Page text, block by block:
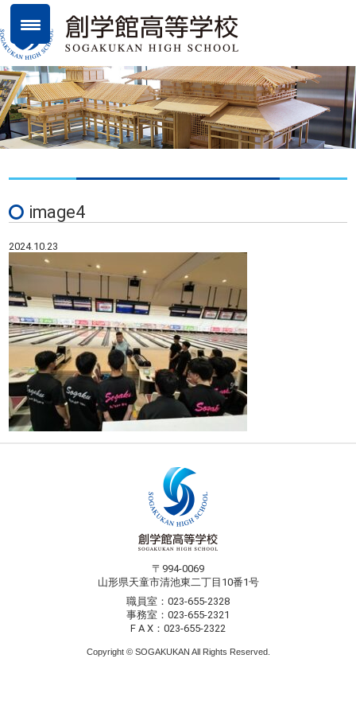
image4
2024.10.23
〒994-0069
山形県天童市清池東二丁目10番1号
職員室：023-655-2328
事務室：023-655-2321
F A X：023-655-2322
Copyright © SOGAKUKAN All Rights Reserved.